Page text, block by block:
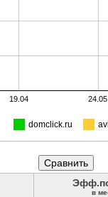
19.04 24.05
domclick.ru
в